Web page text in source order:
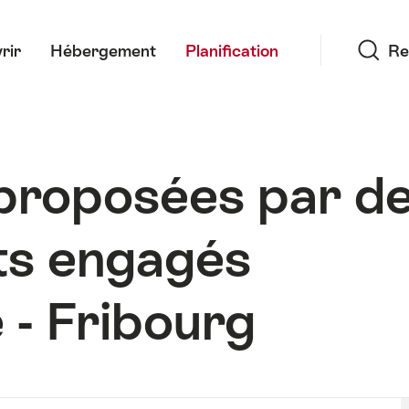
Hébergement Planification
par
engagés
- Fribourg